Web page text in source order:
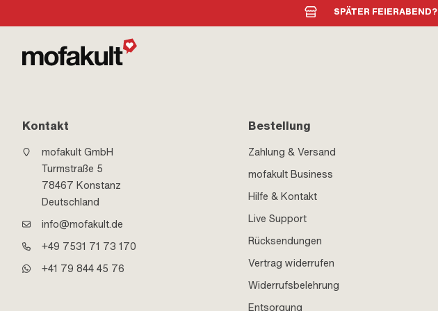
SPÄTER FEIERABEND?
Kontakt
mofakult GmbH
Turmstraße 5
78467 Konstanz
Deutschland
info@mofakult.de
+49 7531 71 73 170
+41 79 844 45 76
Bestellung
Zahlung & Versand
mofakult Business
Hilfe & Kontakt
Live Support
Rücksendungen
Vertrag widerrufen
Widerrufsbelehrung
Entsorgung